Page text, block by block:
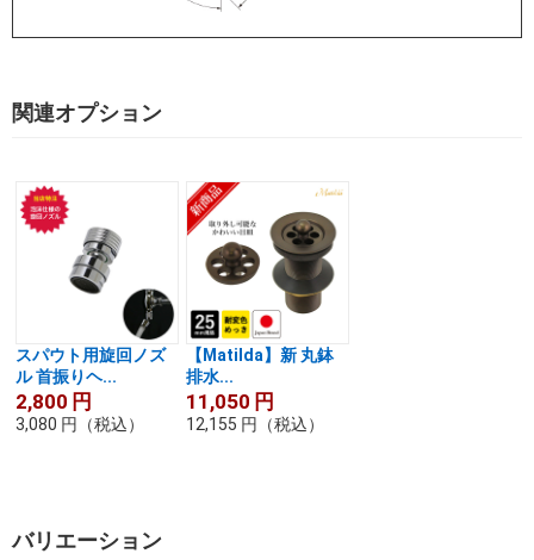
関連オプション
スパウト用旋回ノズ
ル 首振りヘ...
2,800 円
3,080 円 （税込）
【Matilda】新 丸鉢
排水...
11,050 円
12,155 円 （税込）
バリエーション